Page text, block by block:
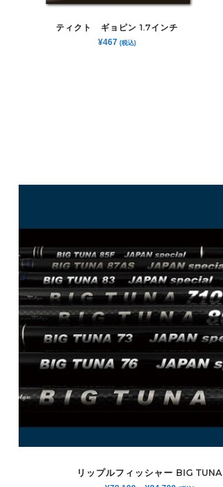
ティクト ギョピン 1.7インチ
¥467 (税込)
リップルフィッシャー BIG TUNA